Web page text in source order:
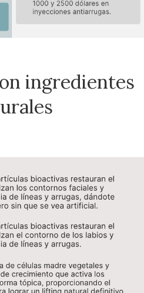
ingredientes